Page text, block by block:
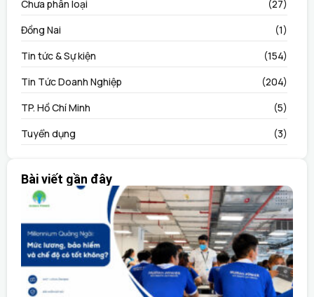
Chưa phân loại
(27)
Đồng Nai
(1)
Tin tức & Sự kiện
(154)
Tin Tức Doanh Nghiệp
(204)
TP. Hồ Chí Minh
(5)
Tuyển dụng
(3)
Bài viết gần đây